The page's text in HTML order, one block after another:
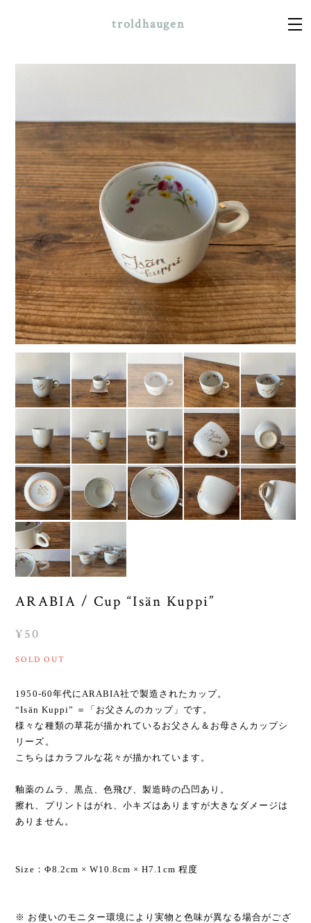
troldhaugen
ARABIA / Cup “Isän Kuppi”
¥50
SOLD OUT
1950-60年代にARABIA社で製造されたカップ。
“Isän Kuppi” ＝「お父さんのカップ」です。
様々な種類の草花が描かれているお父さん＆お母さんカップシ
リーズ。
こちらはカラフルな花々が描かれています。
釉薬のムラ、黒点、色飛び、製造時の凸凹あり。
擦れ、プリントはがれ、小キズはありますが大きなダメージは
ありません。
Size：Φ8.2cm × W10.8cm × H7.1cm 程度
※ お使いのモニター環境により実物と色味が異なる場合がござ